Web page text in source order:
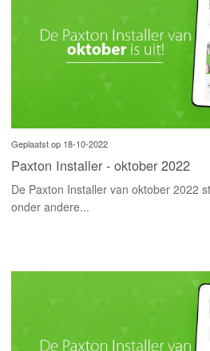
Geplaatst op 18-10-2022
Paxton Installer - oktober 2022
De Paxton Installer van oktober 2022
onder andere...